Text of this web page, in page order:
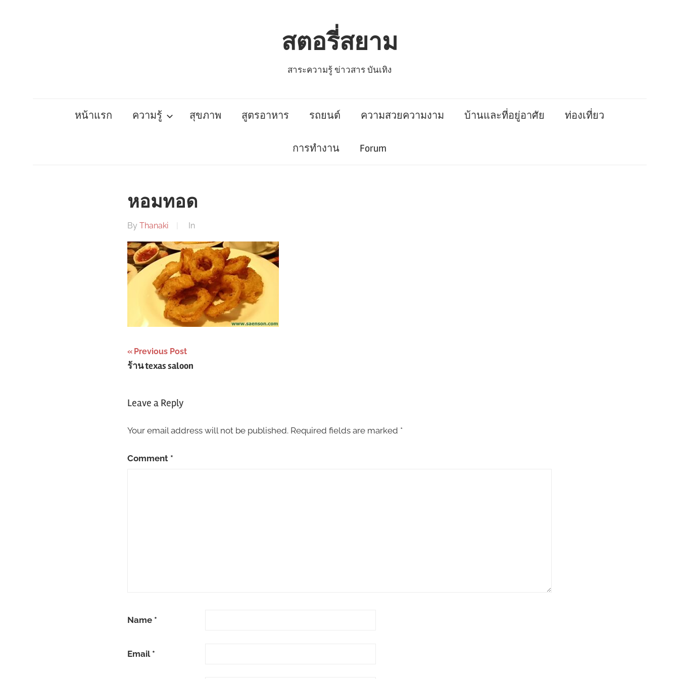
สตอรี่สยาม
สาระความรู้ ข่าวสาร บันเทิง
หน้าแรก ความรู้ สุขภาพ สูตรอาหาร รถยนต์ ความสวยความงาม บ้านและที่อยู่อาศัย ท่องเที่ยว
การทำงาน Forum
หอมทอด
By Thanaki In
Post
navigation
Previous Post
ร้าน texas saloon
Leave a Reply
Your email address will not be published. Required fields are marked *
Comment *
Name *
Email *